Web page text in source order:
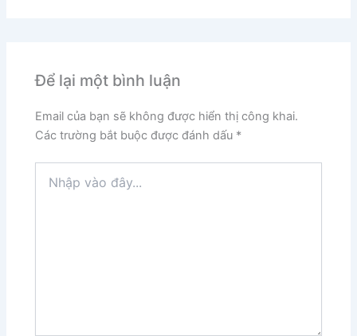
Để lại một bình luận
Email của bạn sẽ không được hiển thị công khai.
Các trường bắt buộc được đánh dấu *
vào